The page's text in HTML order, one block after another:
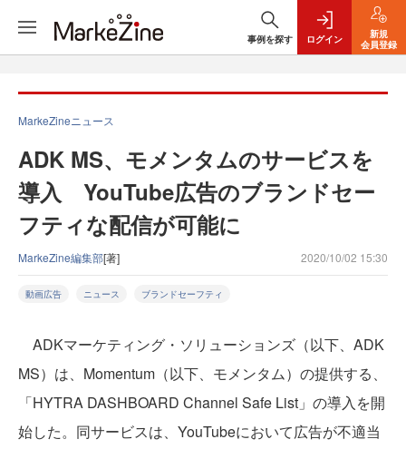
事例を探す ログイン
新規
会員登録
MarkeZineニュース
ADK MS、モメンタムのサービスを
導入 YouTube広告のブランドセー
フティな配信が可能に
MarkeZine編集部[著] 2020/10/02 15:30
動画広告 ニュース ブランドセーフティ
ADKマーケティング・ソリューションズ（以下、ADK
MS）は、Momentum（以下、モメンタム）の提供する、
「HYTRA DASHBOARD Channel Safe List」の導入を開
始した。同サービスは、YouTubeにおいて広告が不適当